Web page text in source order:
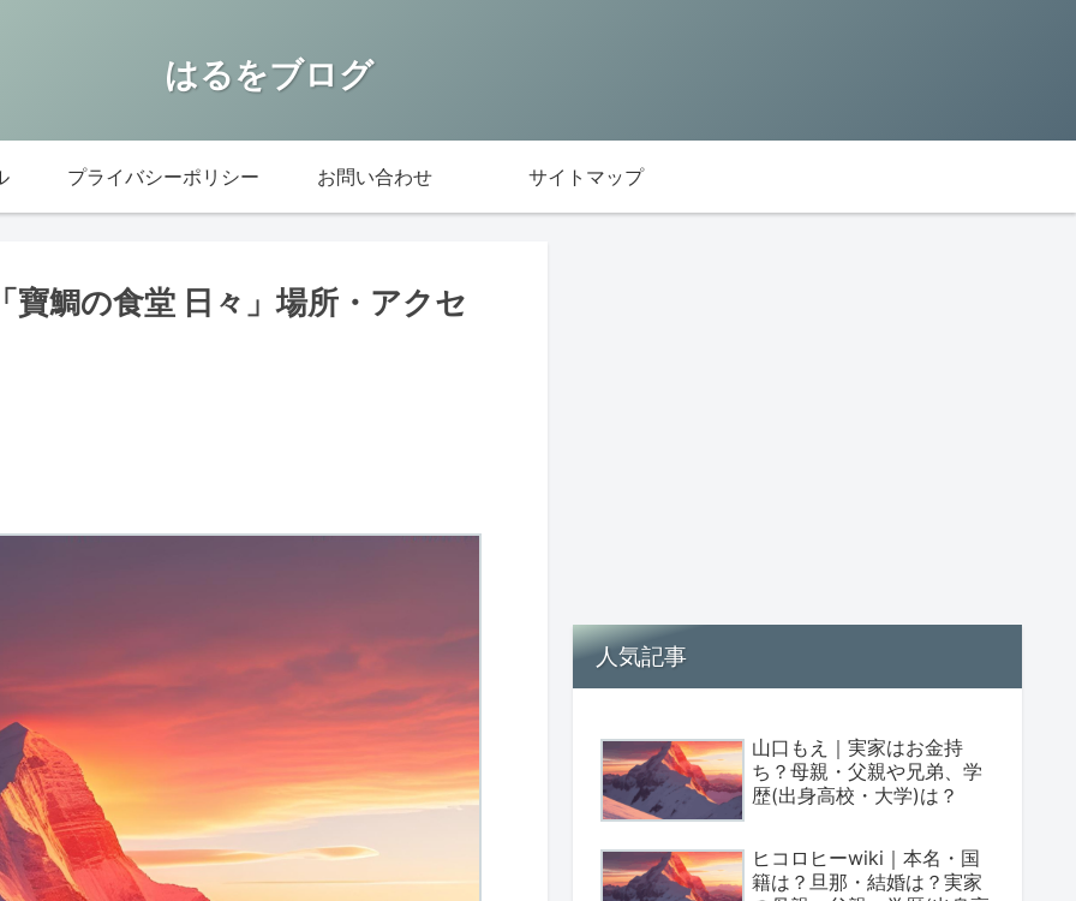
はるをブログ
プライバシーポリシー お問い合わせ サイトマップ
寶鯛の食堂 日々」場所・アクセ
人気記事
山口もえ｜実家はお金持
ち？母親・父親や兄弟、学
歴(出身高校・大学)は？
ヒコロヒーwiki｜本名・国
籍は？旦那・結婚は？実家